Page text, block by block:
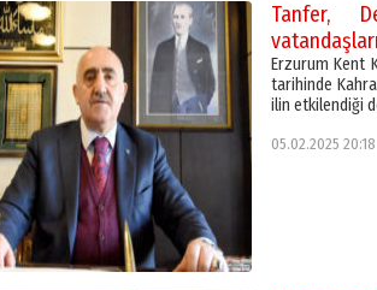
Tanfer,
Erzurum Kent
tarihinde
ilin etkilendiği
05.02.2025